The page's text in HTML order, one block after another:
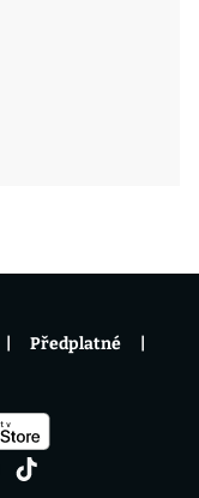
Předplatné